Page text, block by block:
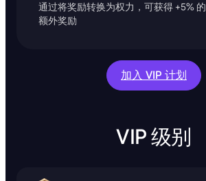
通过将奖励转换为权力，可获得 +5% 的
额外奖励
加入 VIP 计划
VIP 级别